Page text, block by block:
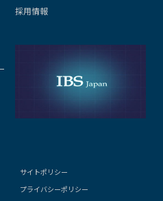
採用情報
サイトポリシー
プライバシーポリシー